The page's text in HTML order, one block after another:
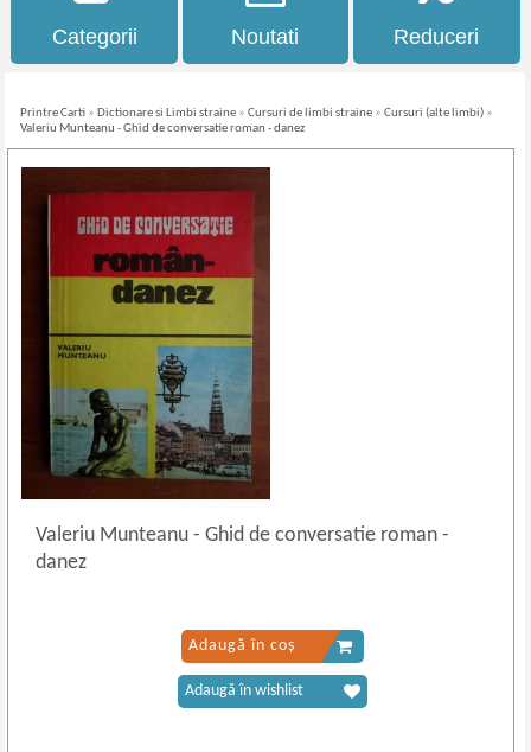
Categorii Noutati Reduceri
Printre Carti » Dictionare si Limbi straine »Cursuri de limbi straine »Cursuri (alte limbi) »
Valeriu Munteanu - Ghid de conversatie roman - danez
Valeriu Munteanu- Ghid de conversatie roman -
danez
Adaugă în coș
Adaugă în wishlist